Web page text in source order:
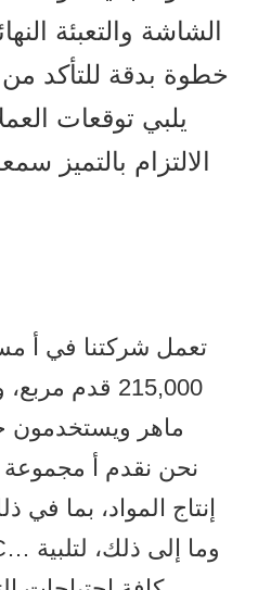
الشاشة والتعبئة
خطوة بدقة
يلبي توقعات
الالتزام بالتميز
تعمل شركتنا في أ
نحن نقدم أ
إنتاج المواد، بما